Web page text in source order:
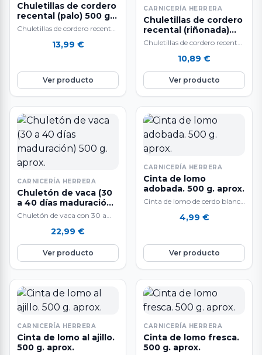
Chuletillas de cordero
recental (palo) 500 g.
aprox.
Chuletillas de cordero recental
es aproximado y puede
13,99 €
Ver producto
CARNICERÍA HERRERA
Chuletillas de cordero
recental (riñonada)
500 g. aprox
Chuletillas de cordero recental
producto es aproximado y
puede variar…
10,89 €
Ver producto
CARNICERÍA HERRERA
Chuletón de vaca (30
a 40 días maduración)
500 g. aprox.
Chuletón de vaca con 30 a
venta por unidades…
22,99 €
Ver producto
CARNICERÍA HERRERA
Cinta de lomo
adobada. 500 g. aprox.
Cinta de lomo de cerdo blanco
aproximadamente. Deliciosa
4,99 €
Ver producto
CARNICERÍA HERRERA
Cinta de lomo al ajillo.
500 g. aprox.
CARNICERÍA HERRERA
Cinta de lomo fresca.
500 g. aprox.